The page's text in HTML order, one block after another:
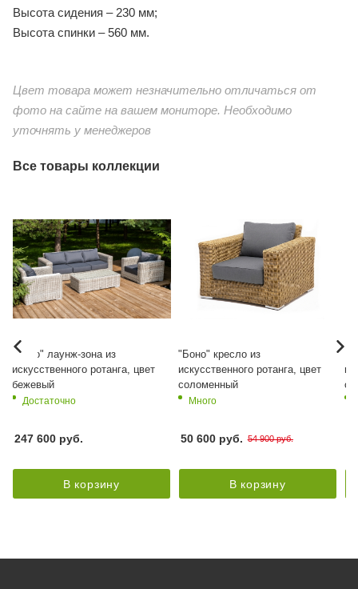
Высота сидения – 230 мм;
Высота спинки – 560 мм.
Цвет товара может незначительно отличаться от
фото на сайте на вашем мониторе. Необходимо
уточнять у менеджеров
Все товары коллекции
"Боно" лаунж-зона из
искусственного ротанга, цвет
бежевый
Достаточно
247 600руб.
В корзину
"Боно" кресло из
искусственного ротанга, цвет
соломенный
Много
50 600 руб. 54 900 руб.
В корзину